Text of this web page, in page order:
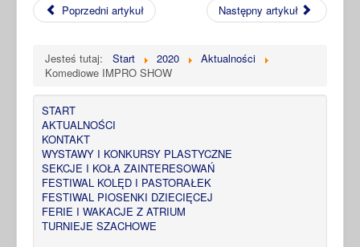
Poprzedni artykuł Następny artykuł
Jesteś tutaj: Start 2020
Aktualności
Komediowe IMPRO SHOW
START
AKTUALNOŚCI
KONTAKT
WYSTAWY I KONKURSY PLASTYCZNE
SEKCJE I KOŁA ZAINTERESOWAŃ
FESTIWAL KOLĘD I PASTORAŁEK
FESTIWAL PIOSENKI DZIECIĘCEJ
FERIE I WAKACJE Z ATRIUM
TURNIEJE SZACHOWE